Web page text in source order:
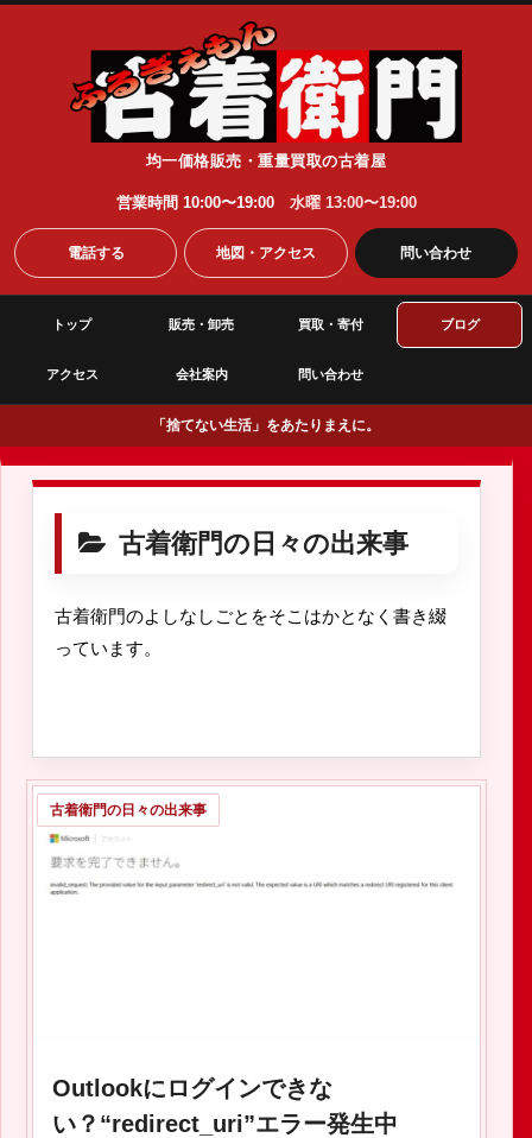
均一価格販売・重量買取の古着屋
営業時間 10:00〜19:00 水曜 13:00〜19:00
電話する 地図・アクセス 問い合わせ
トップ 販売・卸売 買取・寄付 ブログ
アクセス 会社案内 問い合わせ
「捨てない生活」をあたりまえに。
古着衛門の日々の出来事
古着衛門のよしなしごとをそこはかとなく書き綴
っています。
古着衛門の日々の出来事
Outlookにログインできな
い？“redirect_uri”エラー発生中